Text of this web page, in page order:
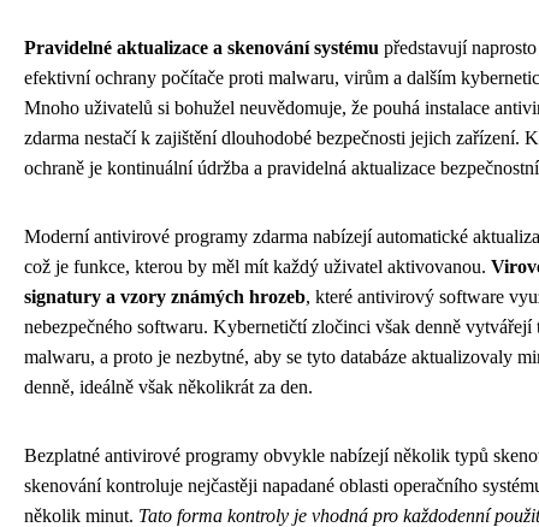
Pravidelné aktualizace a skenování systému představují
efektivní ochrany počítače proti malwaru, virům a dalším
Mnoho uživatelů si bohužel neuvědomuje, že pouhá instalace
zdarma nestačí k zajištění dlouhodobé bezpečnosti jejich zařízení.
ochraně je kontinuální údržba a pravidelná aktualizace
Moderní antivirové programy zdarma nabízejí automatické
což je funkce, kterou by měl mít každý uživatel aktivovanou.
signatury a vzory známých hrozeb, které antivirový software
nebezpečného softwaru. Kybernetičtí zločinci však denně vytvářejí
malwaru, a proto je nezbytné, aby se tyto databáze aktualizovaly
denně, ideálně však několikrát za den.
Bezplatné antivirové programy obvykle nabízejí několik typů
skenování kontroluje nejčastěji napadané oblasti operačního
několik minut. Tato forma kontroly je vhodná pro každodenní